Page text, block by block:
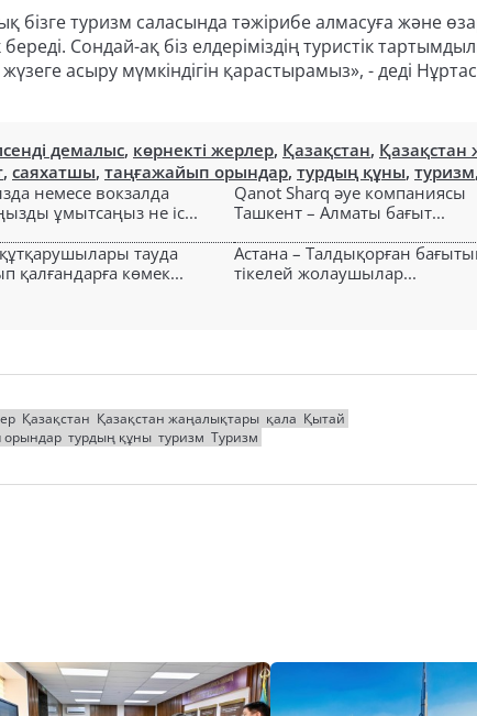
туризм саласында тәжірибе алмасуға және
Сондай-ақ біз елдеріміздің туристік
асыру мүмкіндігін қарастырамыз», - деді
демалыс, көрнекті жерлер, Қазақстан,
, саяхатшы, таңғажайып орындар, турдың құны, туризм,
немесе вокзалда
ұмытсаңыз не іс...
Qanot Sharq әуе компаниясы
Ташкент – Алматы бағыт...
тауда
қалғандарға көмек...
Астана – Талдықорған
тікелей жолаушылар...
Қазақстан Қазақстан жаңалықтары қала Қытай
орындар турдың құны туризм Туризм